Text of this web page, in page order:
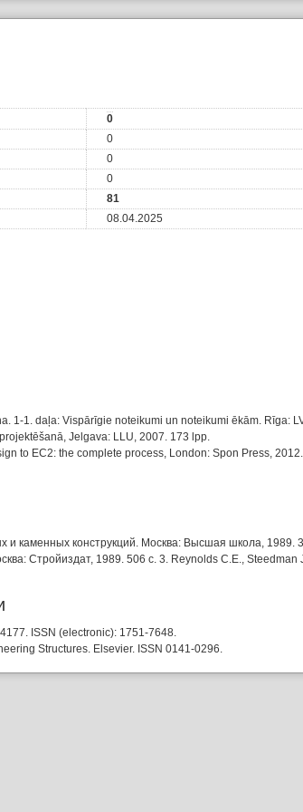
0
0
0
0
81
08.04.2025
1-1. daļa: Vispārīgie noteikumi un noteikumi ēkām. Rīga:
Jelgava: LLU, 2007. 173 lpp.
to EC2: the complete process, London: Spon Press,
и каменных конструкций. Москва: Высшая школа, 1989.
Стройиздат, 1989. 506 c. 3. Reynolds C.E.,
ISSN (electronic): 1751-7648.
Structures. Elsevier. ISSN 0141-0296.